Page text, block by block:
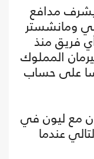
يشرف مدافع
ومانشستر
فريق منذ
المملوك
على حساب
مع ليون في
التالي عندما